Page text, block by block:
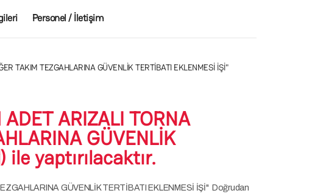
Personel / İletişim
TAKIM TEZGAHLARINA GÜVENLİK TERTİBATI EKLENMESİ İŞİ"
ARIZALI TORNA
GÜVENLİK
yaptırılacaktır.
GÜVENLİK TERTİBATI EKLENMESİ İŞİ" Doğrudan